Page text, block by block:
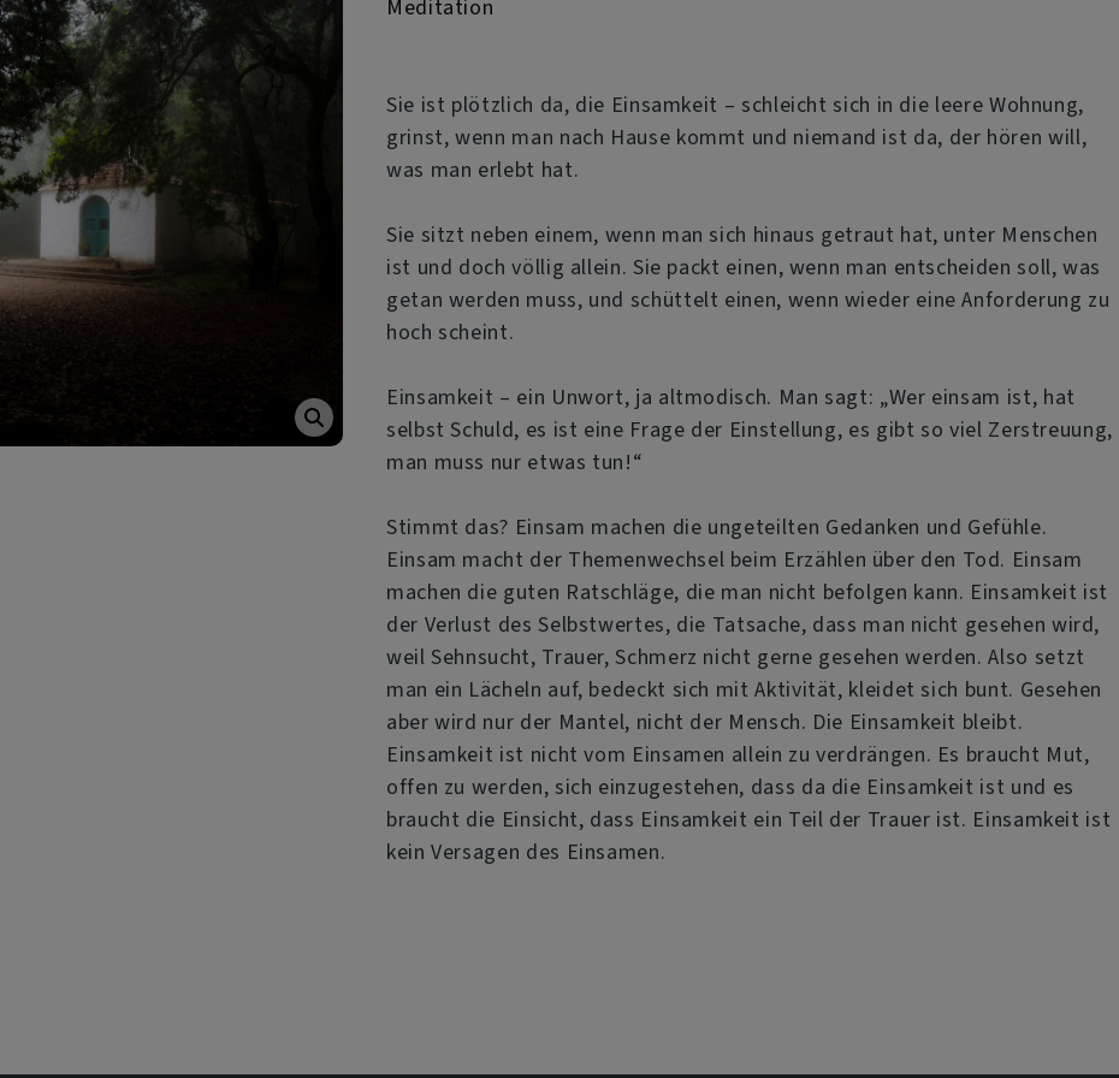
Meditation
Sie ist plötzlich da, die Einsamkeit – schleicht sich in die leere Wohnung,
grinst, wenn man nach Hause kommt und niemand ist da, der hören will,
was man erlebt hat.
Sie sitzt neben einem, wenn man sich hinaus getraut hat, unter Menschen
ist und doch völlig allein. Sie packt einen, wenn man entscheiden soll, was
getan werden muss, und schüttelt einen, wenn wieder eine Anforderung zu
hoch scheint.
Einsamkeit – ein Unwort, ja altmodisch. Man sagt: „Wer einsam ist, hat
selbst Schuld, es ist eine Frage der Einstellung, es gibt so viel Zerstreuung,
man muss nur etwas tun!“
Stimmt das? Einsam machen die ungeteilten Gedanken und Gefühle.
Einsam macht der Themenwechsel beim Erzählen über den Tod. Einsam
machen die guten Ratschläge, die man nicht befolgen kann. Einsamkeit ist
der Verlust des Selbstwertes, die Tatsache, dass man nicht gesehen wird,
weil Sehnsucht, Trauer, Schmerz nicht gerne gesehen werden. Also setzt
man ein Lächeln auf, bedeckt sich mit Aktivität, kleidet sich bunt. Gesehen
aber wird nur der Mantel, nicht der Mensch. Die Einsamkeit bleibt.
Einsamkeit ist nicht vom Einsamen allein zu verdrängen. Es braucht Mut,
offen zu werden, sich einzugestehen, dass da die Einsamkeit ist und es
braucht die Einsicht, dass Einsamkeit ein Teil der Trauer ist. Einsamkeit ist
kein Versagen des Einsamen.